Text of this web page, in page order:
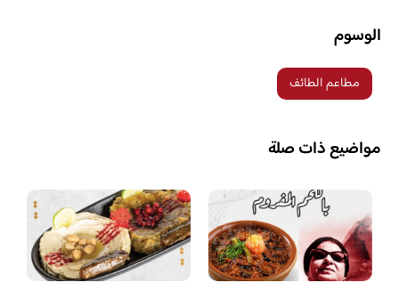
الوسوم
مطاعم الطائف
مواضيع ذات صلة